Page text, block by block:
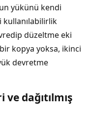
yükünü kendi
kullanılabilirlik
düzeltme eki
kopya yoksa, ikinci
devretme
dağıtılmış